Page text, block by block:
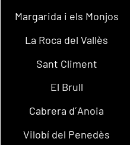
Margarida i els Monjos
La Roca del Vallès
Sant Climent
El Brull
Cabrera d´Anoia
Vilobí del Penedès